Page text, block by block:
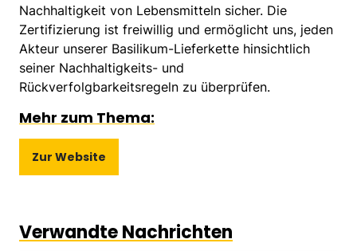
Nachhaltigkeit von Lebensmitteln sicher. Die
Zertifizierung ist freiwillig und ermöglicht uns, jeden
Akteur unserer Basilikum-Lieferkette hinsichtlich
seiner Nachhaltigkeits- und
Rückverfolgbarkeitsregeln zu überprüfen.
Mehr zum Thema:
Zur Website
Verwandte Nachrichten